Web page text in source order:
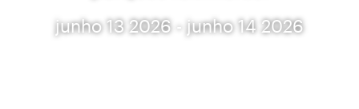
junho 13 2026 - junho 14 2026